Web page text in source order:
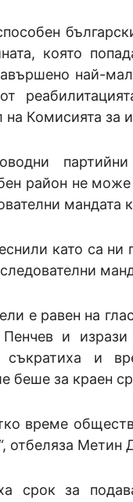
която
най-
на Комисията за
район не
мандата
като са
е равен на
и
и
беше за краен
време
отбеляза
срок за